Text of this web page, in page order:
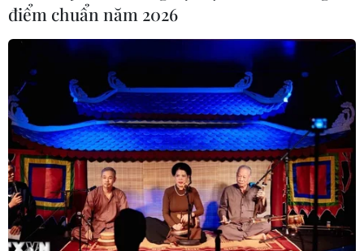
Thái Lan: Xả súng gây
thương vong tại trường
học ở Nonthaburi
07/08/2026 05:12
Nghệ nhân Đặng Văn Hậu
thổi sức sống mới cho
nghệ thuật tò he truyền
thống
07/08/2026 03:19
điểm chuẩn năm 2026